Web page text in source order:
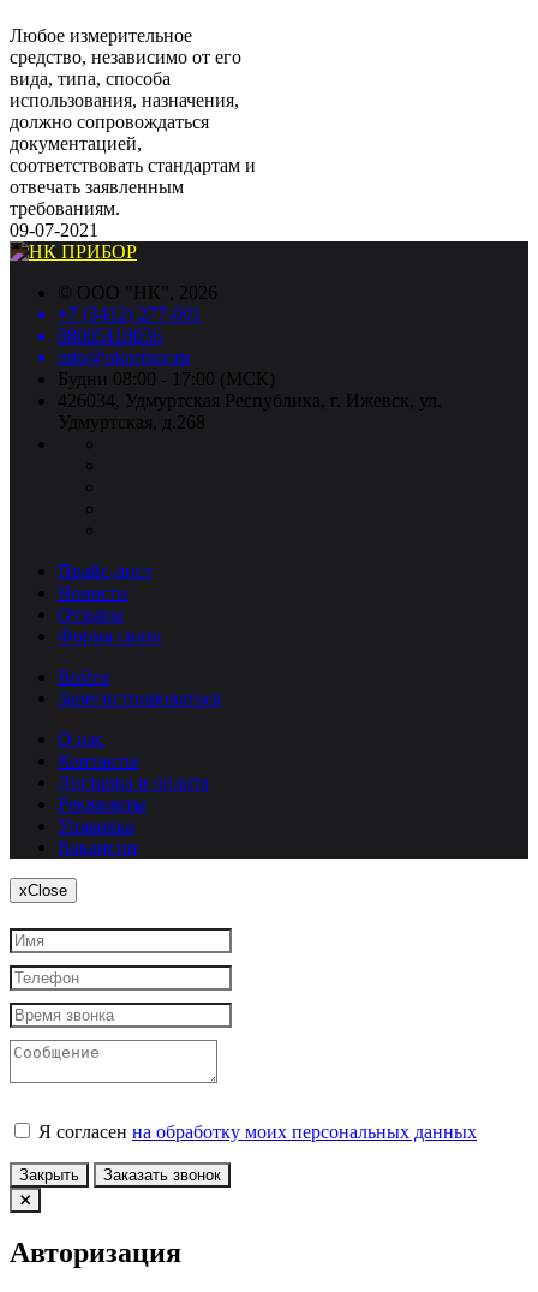
Любое измерительное
средство, независимо от его
вида, типа, способа
использования, назначения,
должно сопровождаться
документацией,
соответствовать стандартам и
отвечать заявленным
требованиям.
09-07-2021
© ООО "НК", 2026
+7 (3412) 277-001
88005118036
info@nkpribor.ru
Будни 08:00 - 17:00 (МСК)
426034, Удмуртская Республика, г. Ижевск, ул.
Удмуртская, д.268
Прайс-лист
Новости
Отзывы
Форма связи
Войти
Зарегистрироваться
О нас
Контакты
Доставка и оплата
Реквизиты
Упаковка
Вакансии
xClose
Я согласен на обработку моих персональных данных
Закрыть Заказать звонок
Авторизация